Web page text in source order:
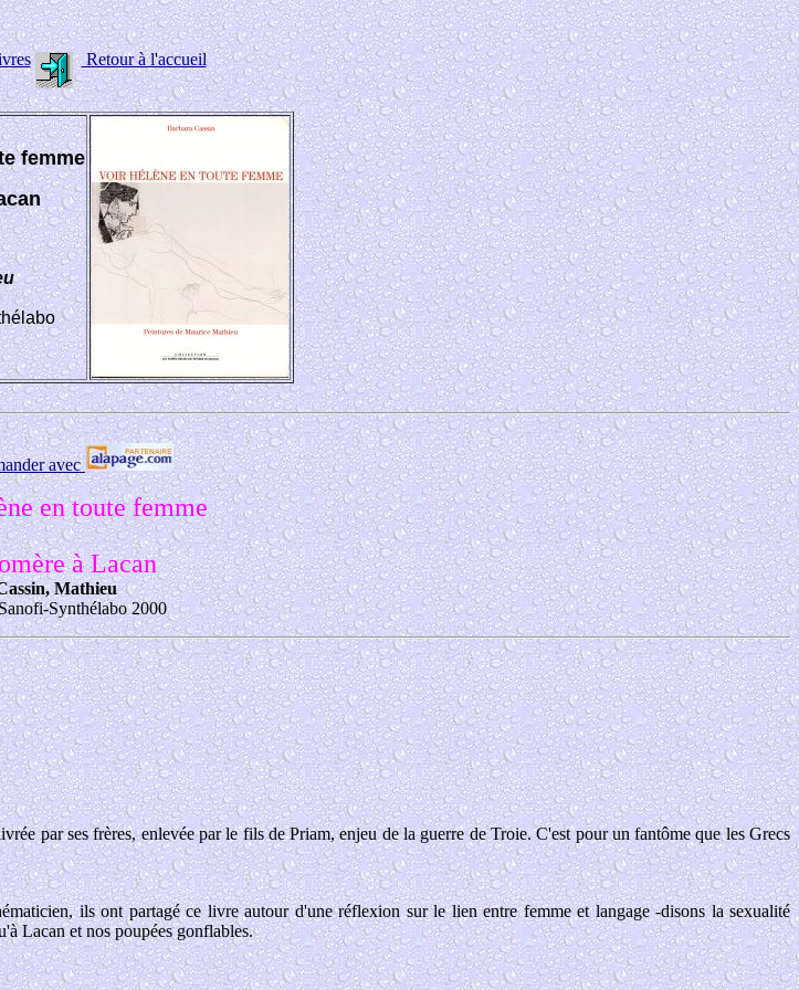
Retour à l'accueil
femme
avec
en toute femme
à Lacan
Mathieu
Synthélabo 2000
par ses frères, enlevée par le fils de Priam, enjeu de la guerre de Troie. C'est pour un fantôme que les Grecs
ils ont partagé ce livre autour d'une réflexion sur le lien entre femme et langage -disons la sexualité
Lacan et nos poupées gonflables.